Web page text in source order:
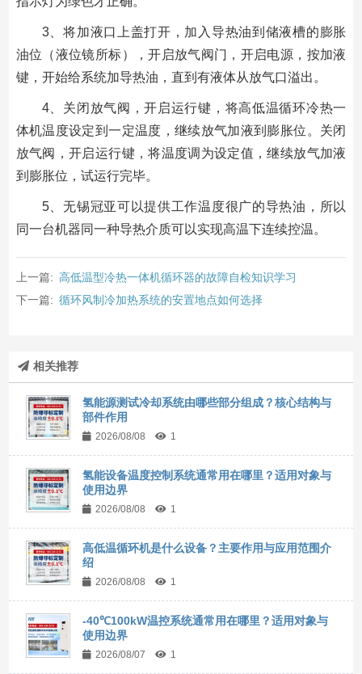
3、将加液口上盖打开，加入导热油到储液槽的膨胀
油位（液位镜所标），开启放气阀门，开启电源，按加液
键，开始给系统加导热油，直到有液体从放气口溢出。
4、关闭放气阀，开启运行键，将高低温循环冷热一
体机温度设定到一定温度，继续放气加液到膨胀位。关闭
放气阀，开启运行键，将温度调为设定值，继续放气加液
到膨胀位，试运行完毕。
5、无锡冠亚可以提供工作温度很广的导热油，所以
同一台机器同一种导热介质可以实现高温下连续控温。
上一篇: 高低温型冷热一体机循环器的故障自检知识学习
下一篇: 循环风制冷加热系统的安置地点如何选择
相关推荐
氢能源测试冷却系统由哪些部分组成？核心结构与
部件作用
2026/08/08 1
氢能设备温度控制系统通常用在哪里？适用对象与
使用边界
2026/08/08 1
高低温循环机是什么设备？主要作用与应用范围介
绍
2026/08/08 1
-40℃100kW温控系统通常用在哪里？适用对象与
使用边界
2026/08/07 1